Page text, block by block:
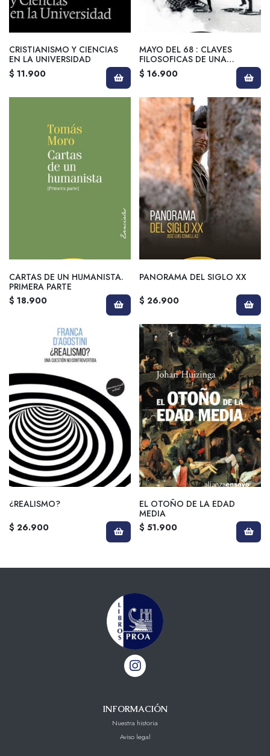
CRISTIANISMO Y CIENCIAS
EN LA UNIVERSIDAD
$ 11.900
MAYO DEL 68 : CLAVES
FILOSOFICAS DE UNA
REVUELTA POSMODERNA
$ 16.900
CARTAS DE UN HUMANISTA.
PRIMERA PARTE
$ 18.900
PANORAMA DEL SIGLO XX
$ 26.900
¿REALISMO?
$ 26.900
EL OTOÑO DE LA EDAD
MEDIA
$ 51.900
INFORMACIÓN
Nuestra historia
Aviso legal